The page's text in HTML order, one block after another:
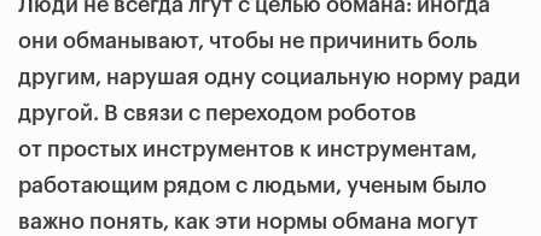
Люди не всегда лгут с целью обмана: иногда
они обманывают, чтобы не причинить боль
другим, нарушая одну социальную норму ради
другой. В связи с переходом роботов
от простых инструментов к инструментам,
работающим рядом с людьми, ученым было
важно понять, как эти нормы обмана могут